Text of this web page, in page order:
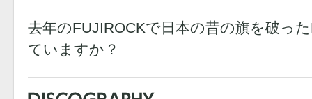
去年のFUJIROCKで日本の昔の旗を破っ
ていますか？